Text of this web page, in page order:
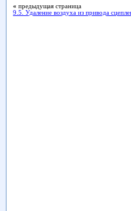
« предыдущая страница
9.5. Удаление воздуха из привода